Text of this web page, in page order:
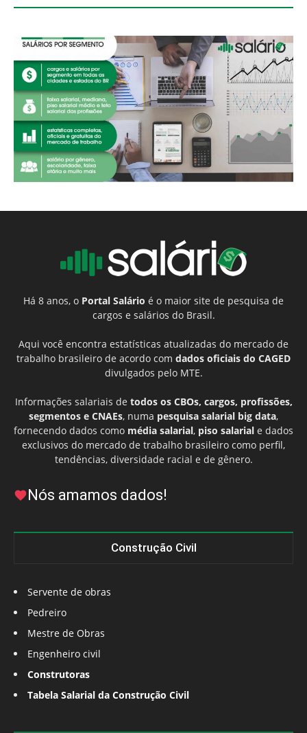
Há 8 anos, o Portal Salário é o maior site de pesquisa de
cargos e salários do Brasil.
Aqui você encontra estatísticas atualizadas do mercado de
trabalho brasileiro de acordo com dados oficiais do CAGED
divulgados pelo MTE.
Informações salariais de todos os CBOs, cargos, profissões,
segmentos e CNAEs, numa pesquisa salarial big data,
fornecendo dados como média salarial, piso salarial e dados
exclusivos do mercado de trabalho brasileiro como perfil,
tendências, diversidade racial e de gênero.
Nós amamos dados!
Construção Civil
Servente de obras
Pedreiro
Mestre de Obras
Engenheiro civil
Construtoras
Tabela Salarial da Construção Civil